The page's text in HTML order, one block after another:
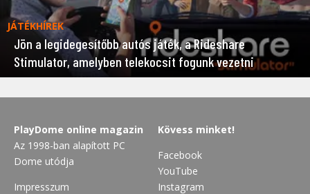
JÁTÉKHÍREK
Jön a legidegesítőbb autós játék, a Rideshare
Stimulator, amelyben telekocsit fogunk vezetni
PlayDome online magazin
Az 1998-ban alapított PC
Dome utódja
Impresszum
Kövess minket!
Facebook
YouTube
Instagram